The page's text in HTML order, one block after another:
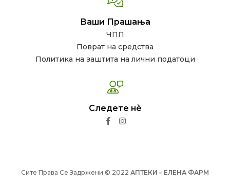
Ваши Прашања
ЧПП
Поврат на средства
Политика на заштита на лични податоци
Следете нѐ
Сите Права Се Задржени © 2022 АПТЕКИ – ЕЛЕНА ФАРМ